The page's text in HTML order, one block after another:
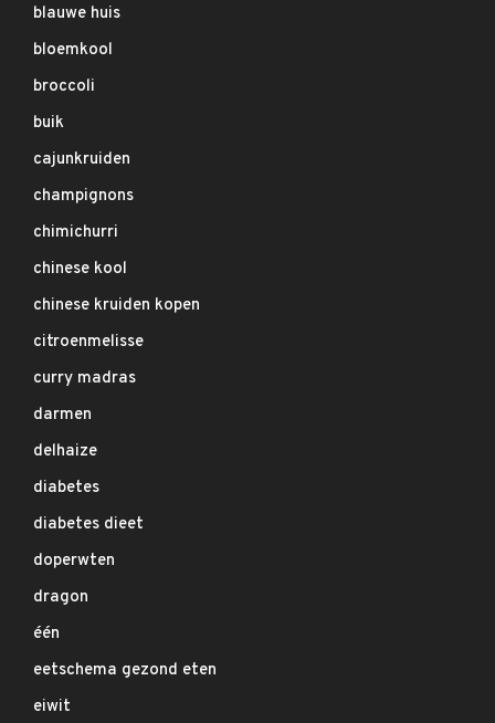
blauwe huis
bloemkool
broccoli
buik
cajunkruiden
champignons
chimichurri
chinese kool
chinese kruiden kopen
citroenmelisse
curry madras
darmen
delhaize
diabetes
diabetes dieet
doperwten
dragon
één
eetschema gezond eten
eiwit